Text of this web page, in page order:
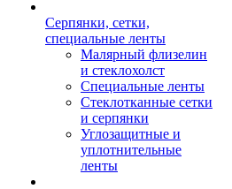
Серпянки, сетки,
специальные ленты
Малярный флизелин
и стеклохолст
Специальные ленты
Стеклотканные сетки
и серпянки
Углозащитные и
уплотнительные
ленты